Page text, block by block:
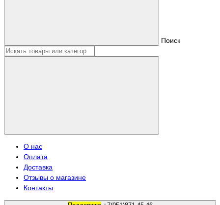
Поиск
О нас
Оплата
Доставка
Отзывы о магазине
Контакты